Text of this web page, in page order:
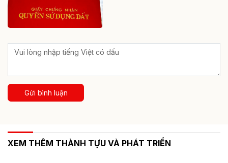
Gửi bình luận
XEM THÊM THÀNH TỰU VÀ PHÁT TRIỂN